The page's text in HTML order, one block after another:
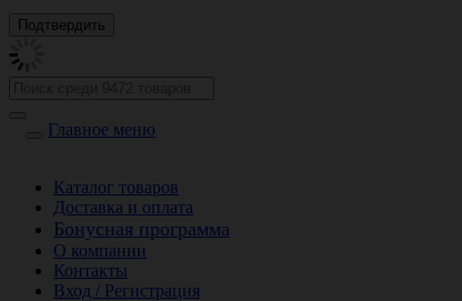
Главное меню
Каталог товаров
Доставка и оплата
Бонусная программа
О компании
Контакты
Вход / Регистрация